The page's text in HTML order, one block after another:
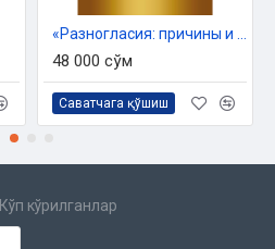
48 000 сўм
Саватчага қўшиш
Кўп кўрилганлар